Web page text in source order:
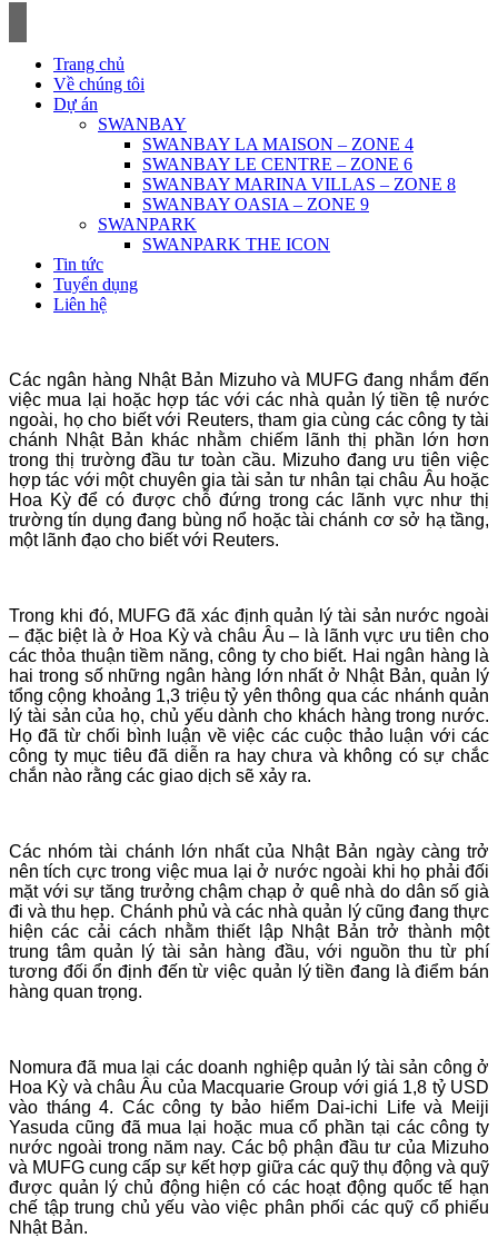
contentTrang chủ
Về chúng tôi
Dự án
SWANBAY
SWANBAY LA MAISON – ZONE 4
SWANBAY LE CENTRE – ZONE 6
SWANBAY MARINA VILLAS – ZONE 8
SWANBAY OASIA – ZONE 9
SWANPARK
SWANPARK THE ICON
Tin tức
Tuyển dụng
Liên hệ
Các ngân hàng Nhật Bản Mizuho và MUFG đang nhắm đến
việc mua lại hoặc hợp tác với các nhà quản lý tiền tệ nước
ngoài, họ cho biết với Reuters, tham gia cùng các công ty tài
chánh Nhật Bản khác nhằm chiếm lãnh thị phần lớn hơn
trong thị trường đầu tư toàn cầu. Mizuho đang ưu tiên việc
hợp tác với một chuyên gia tài sản tư nhân tại châu Âu hoặc
Hoa Kỳ để có được chỗ đứng trong các lãnh vực như thị
trường tín dụng đang bùng nổ hoặc tài chánh cơ sở hạ tầng,
một lãnh đạo cho biết với Reuters.
Trong khi đó, MUFG đã xác định quản lý tài sản nước ngoài
– đặc biệt là ở Hoa Kỳ và châu Âu – là lãnh vực ưu tiên cho
các thỏa thuận tiềm năng, công ty cho biết. Hai ngân hàng là
hai trong số những ngân hàng lớn nhất ở Nhật Bản, quản lý
tổng cộng khoảng 1,3 triệu tỷ yên thông qua các nhánh quản
lý tài sản của họ, chủ yếu dành cho khách hàng trong nước.
Họ đã từ chối bình luận về việc các cuộc thảo luận với các
công ty mục tiêu đã diễn ra hay chưa và không có sự chắc
chắn nào rằng các giao dịch sẽ xảy ra.
Các nhóm tài chánh lớn nhất của Nhật Bản ngày càng trở
nên tích cực trong việc mua lại ở nước ngoài khi họ phải đối
mặt với sự tăng trưởng chậm chạp ở quê nhà do dân số già
đi và thu hẹp. Chánh phủ và các nhà quản lý cũng đang thực
hiện các cải cách nhằm thiết lập Nhật Bản trở thành một
trung tâm quản lý tài sản hàng đầu, với nguồn thu từ phí
tương đối ổn định đến từ việc quản lý tiền đang là điểm bán
hàng quan trọng.
Nomura đã mua lại các doanh nghiệp quản lý tài sản công ở
Hoa Kỳ và châu Âu của Macquarie Group với giá 1,8 tỷ USD
vào tháng 4. Các công ty bảo hiểm Dai-ichi Life và Meiji
Yasuda cũng đã mua lại hoặc mua cổ phần tại các công ty
nước ngoài trong năm nay. Các bộ phận đầu tư của Mizuho
và MUFG cung cấp sự kết hợp giữa các quỹ thụ động và quỹ
được quản lý chủ động hiện có các hoạt động quốc tế hạn
chế tập trung chủ yếu vào việc phân phối các quỹ cổ phiếu
Nhật Bản.